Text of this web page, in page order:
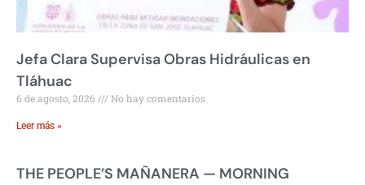
Jefa Clara Supervisa Obras Hidráulicas en
Tláhuac
6 de agosto, 2026 No hay comentarios
Leer más »
THE PEOPLE’S MAÑANERA — MORNING